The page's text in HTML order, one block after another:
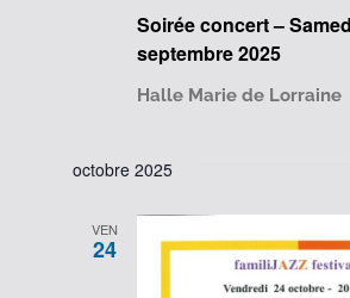
Soirée concert –
septembre 2025
Halle Marie de Lorraine
octobre 2025
VEN
24